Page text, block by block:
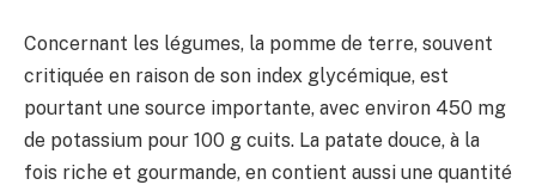
Concernant les légumes, la pomme de terre, souvent
critiquée en raison de son index glycémique, est
pourtant une source importante, avec environ 450 mg
de potassium pour 100 g cuits. La patate douce, à la
fois riche et gourmande, en contient aussi une quantité